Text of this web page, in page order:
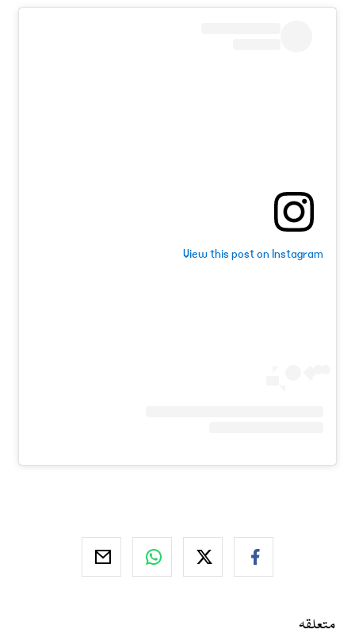
View this post on Instagram
متعلقہ